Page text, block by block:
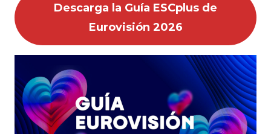
Descarga la Guía ESCplus de
Eurovisión 2026